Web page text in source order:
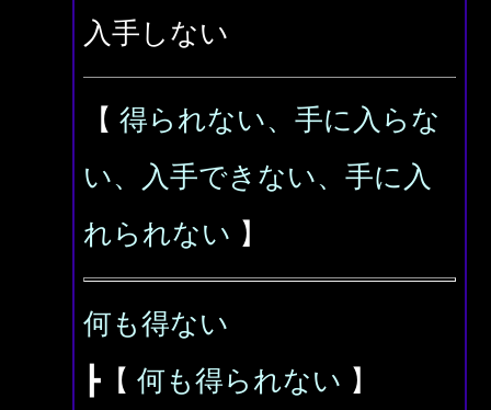
入手しない
【 得られない、手に入らな
い、入手できない、手に入
れられない 】
何も得ない
┣【 何も得られない 】